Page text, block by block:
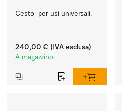
Cesto  per usi universali.
240,00 € (IVA esclusa)
A magazzino